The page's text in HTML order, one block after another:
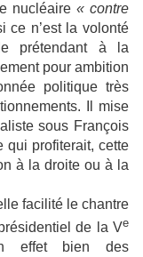
nucléaire « contre
ce n’est la volonté
prétendant à la
pour ambition
politique très
Il mise
sous François
qui profiterait, cette
à la droite ou à la
facilité le chantre
de la Ve
effet bien des